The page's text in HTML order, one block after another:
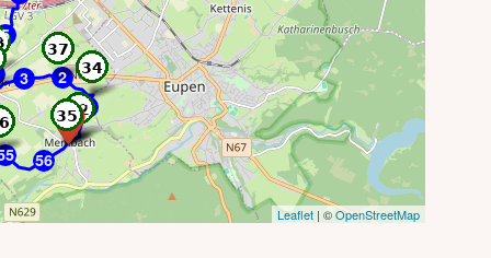
1
2
3
5
56
Leaflet | ©OpenStreetMap